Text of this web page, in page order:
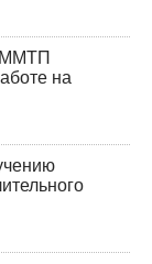
ММТП
на